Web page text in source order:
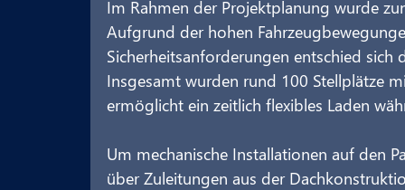
Im Rahmen der Projektplanung wurde
Aufgrund der hohen
Sicherheitsanforderungen entschied
Insgesamt wurden rund 100 Stellplätze
ermöglicht ein zeitlich flexibles Laden
Um mechanische Installationen auf den
über Zuleitungen aus der